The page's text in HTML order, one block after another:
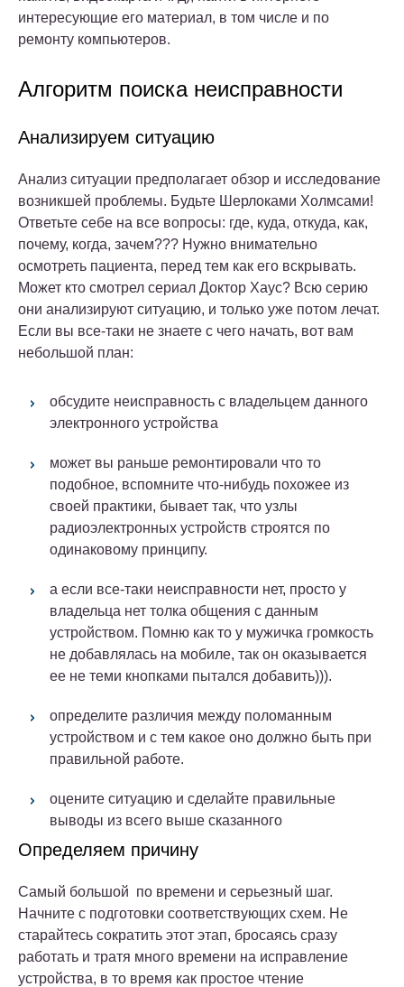
интересующие его материал, в том числе и по
ремонту компьютеров.
Алгоритм поиска неисправности
Анализируем ситуацию
Анализ ситуации предполагает обзор и исследование
возникшей проблемы. Будьте Шерлоками Холмсами!
Ответьте себе на все вопросы: где, куда, откуда, как,
почему, когда, зачем??? Нужно внимательно
осмотреть пациента, перед тем как его вскрывать.
Может кто смотрел сериал Доктор Хаус? Всю серию
они анализируют ситуацию, и только уже потом лечат.
Если вы все-таки не знаете с чего начать, вот вам
небольшой план:
обсудите неисправность с владельцем данного
электронного устройства
может вы раньше ремонтировали что то
подобное, вспомните что-нибудь похожее из
своей практики, бывает так, что узлы
радиоэлектронных устройств строятся по
одинаковому принципу.
а если все-таки неисправности нет, просто у
владельца нет толка общения с данным
устройством. Помню как то у мужичка громкость
не добавлялась на мобиле, так он оказывается
ее не теми кнопками пытался добавить))).
определите различия между поломанным
устройством и с тем какое оно должно быть при
правильной работе.
оцените ситуацию и сделайте правильные
выводы из всего выше сказанного
Определяем причину
Самый большой по времени и серьезный шаг.
Начните с подготовки соответствующих схем. Не
старайтесь сократить этот этап, бросаясь сразу
работать и тратя много времени на исправление
устройства, в то время как простое чтение